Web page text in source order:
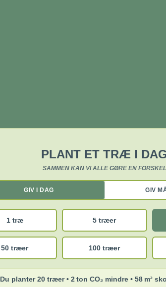
PLANT ET TRÆ I
SAMMEN KAN VI ALLE GØRE EN FORSKEL
GIV I DAG GIV
1 træ 5 træer
50 træer 100 træer
Du planter 20 træer • 2 ton CO₂ mindre • 58 m²